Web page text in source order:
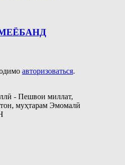
авторизоваться.
- Пешвои миллат,
муҳтарам Эмомалӣ